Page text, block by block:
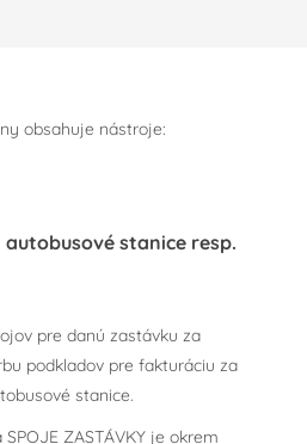
obsahuje nástroje:
stanice resp.
pre danú zastávku za
podkladov pre fakturáciu za
stanice.
ZASTÁVKY je okrem